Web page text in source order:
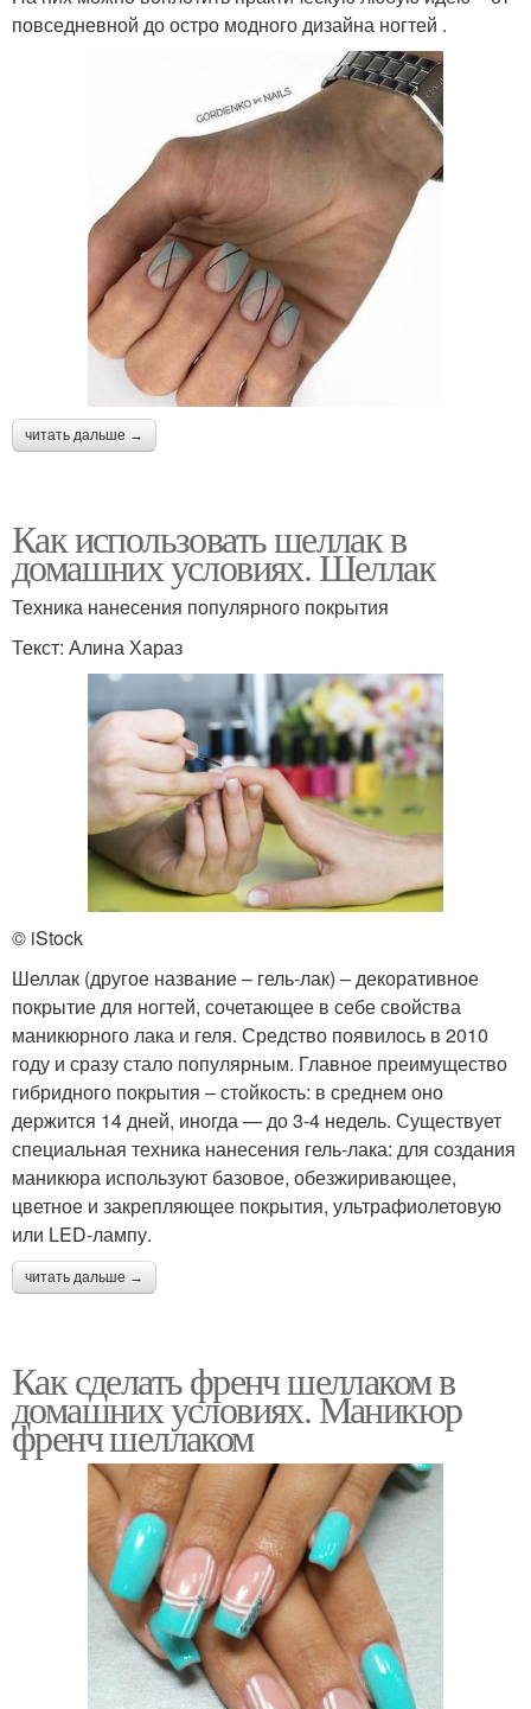
повседневной до остро модного дизайна ногтей .
читать дальше →
Как использовать шеллак в
домашних условиях. Шеллак
Техника нанесения популярного покрытия
Текст: Алина Хараз
© iStock
Шеллак (другое название – гель-лак) – декоративное
покрытие для ногтей, сочетающее в себе свойства
маникюрного лака и геля. Средство появилось в 2010
году и сразу стало популярным. Главное преимущество
гибридного покрытия – стойкость: в среднем оно
держится 14 дней, иногда — до 3-4 недель. Существует
специальная техника нанесения гель-лака: для создания
маникюра используют базовое, обезжиривающее,
цветное и закрепляющее покрытия, ультрафиолетовую
или LED-лампу.
читать дальше →
Как сделать френч шеллаком в
домашних условиях. Маникюр
френч шеллаком